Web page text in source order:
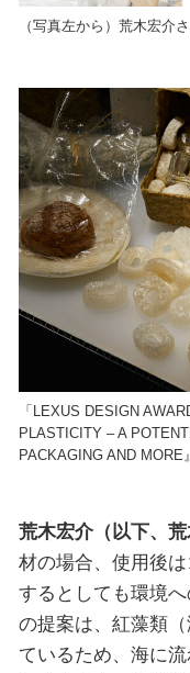
（写真左から）荒木宏介
「LEXUS DESIGN
PLASTICITY – A
PACKAGING AND MORE』
荒木宏介（以下、荒
材の場合、使用後
するとしても環境
の提案は、紅藻類
ているため、海に